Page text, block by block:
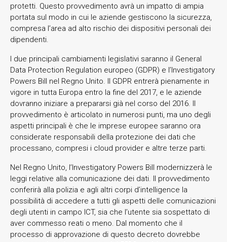
protetti. Questo provvedimento avrà un impatto di ampia
portata sul modo in cui le aziende gestiscono la sicurezza,
compresa l’area ad alto rischio dei dispositivi personali dei
dipendenti.
I due principali cambiamenti legislativi saranno il General
Data Protection Regulation europeo (GDPR) e l’Investigatory
Powers Bill nel Regno Unito. Il GDPR entrerà pienamente in
vigore in tutta Europa entro la fine del 2017, e le aziende
dovranno iniziare a prepararsi già nel corso del 2016. Il
provvedimento è articolato in numerosi punti, ma uno degli
aspetti principali è che le imprese europee saranno ora
considerate responsabili della protezione dei dati che
processano, compresi i cloud provider e altre terze parti.
Nel Regno Unito, l’Investigatory Powers Bill modernizzerà le
leggi relative alla comunicazione dei dati. Il provvedimento
conferirà alla polizia e agli altri corpi d’intelligence la
possibilità di accedere a tutti gli aspetti delle comunicazioni
degli utenti in campo ICT, sia che l’utente sia sospettato di
aver commesso reati o meno. Dal momento che il
processo di approvazione di questo decreto dovrebbe